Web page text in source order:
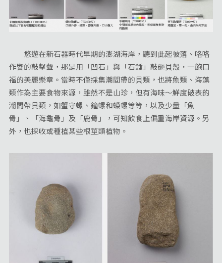
悠遊在新石器時代早期的澎湖海岸，聽到此起彼落、咯咯
作響的敲擊聲，那是用「凹石」與「石錘」敲砸貝殼，一飽口
福的美麗樂章。當時不僅採集潮間帶的貝類，也將魚類、海藻
類作為主要食物來源，雖然不是山珍，但有海味～鮮度破表的
潮間帶貝類，如蟹守螺、鐘螺和蠑螺等等，以及少量「魚
骨」、「海龜骨」及「鹿骨」，可知飲食上偏重海岸資源。另
外，也採收或種植某些根莖類植物。